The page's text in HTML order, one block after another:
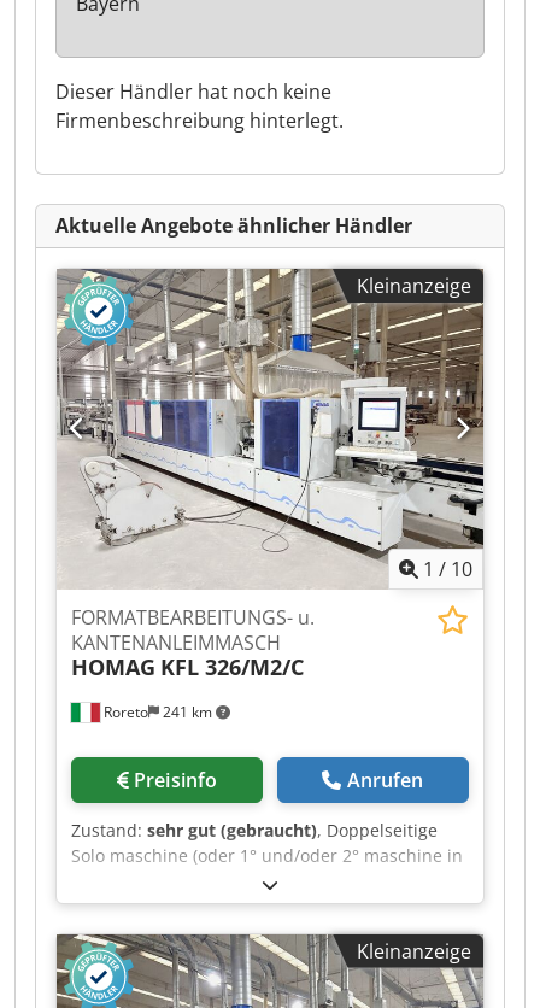
Dieser Händler hat noch keine
Firmenbeschreibung hinterlegt.
Aktuelle Angebote ähnlicher Händler
Kleinanzeige
1 / 10
Roreto 241 km
FORMATBEARBEITUNGS- u.
KANTENANLEIMMASCH
HOMAG KFL 326/M2/C
Preisinfo Anrufen
Zustand: sehr gut (gebraucht), Doppelseitige
Solo maschine (oder 1° und/oder 2° maschine in
ein Maschinenstrasse) Chedpjzrd Rzsfx Agpoa
Kantendicke im Rollen (min/max) mm 0,3 / 3
Platten Dicke (min/max) mm 12 - 40 Arbeitsbreite
(min/max) mm 250 / 2500 Steuerung /Software
Power Control 22 / woodCommander
Kleinanzeige